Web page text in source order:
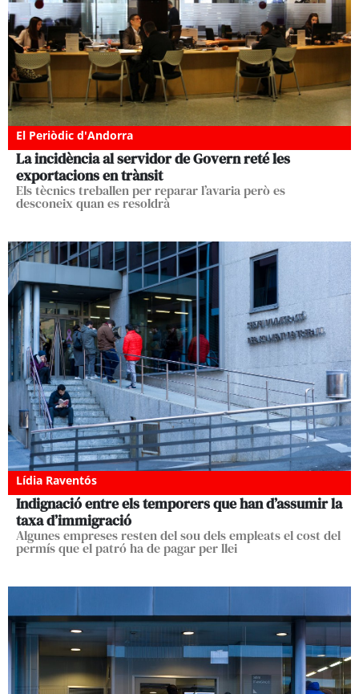
El Periòdic d'Andorra
La incidència al servidor de Govern reté les
exportacions en trànsit
Els tècnics treballen per reparar l’avaria però es
desconeix quan es resoldrà
Lídia Raventós
Indignació entre els temporers que han d’assumir la
taxa d’immigració
Algunes empreses resten del sou dels empleats el cost del
permís que el patró ha de pagar per llei